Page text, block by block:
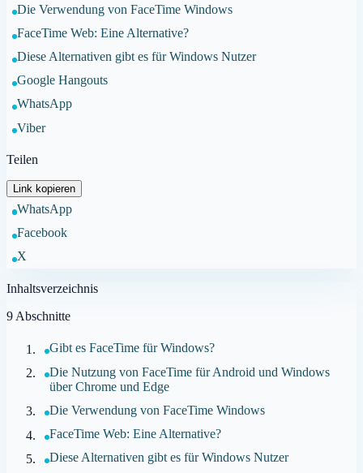
Die Verwendung von FaceTime Windows
FaceTime Web: Eine Alternative?
Diese Alternativen gibt es für Windows Nutzer
Google Hangouts
WhatsApp
Viber
Teilen
Link kopieren
WhatsApp
Facebook
X
Inhaltsverzeichnis
9 Abschnitte
Gibt es FaceTime für Windows?
Die Nutzung von FaceTime für Android und Windows
über Chrome und Edge
Die Verwendung von FaceTime Windows
FaceTime Web: Eine Alternative?
Diese Alternativen gibt es für Windows Nutzer